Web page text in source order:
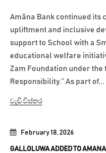
February 18, 2026
GALLOLUWA ADDED TO
Amãna Bank continued its
upliftment and inclusive
support to School with a
educational welfare
Zam Foundation under the
Responsibility.” As part of...
වැඩි විස්තර